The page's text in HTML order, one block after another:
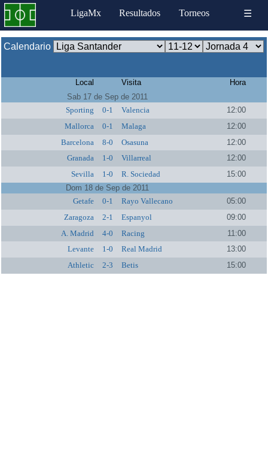
LigaMx Resultados Torneos ☰
Calendario
Local Visita
Hora
Sab 17 de Sep de 2011
Sporting
0-1 Valencia
12:00
Mallorca
0-1 Malaga
12:00
Barcelona
8-0 Osasuna
12:00
Granada
1-0 Villarreal
12:00
Sevilla
1-0 R. Sociedad
15:00
Dom 18 de Sep de 2011
Getafe
0-1 Rayo Vallecano
05:00
Zaragoza
2-1 Espanyol
09:00
A. Madrid
4-0 Racing
11:00
Levante
1-0 Real Madrid
13:00
Athletic
2-3 Betis 15:00